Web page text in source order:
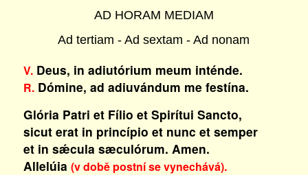
AD HORAM MEDIAM
Ad tertiam - Ad sextam - Ad nonam
V.Deus, in adiutórium meum inténde.
R.Dómine, ad adiuvándum me festína.
Glória Patri et Fílio et Spirítui Sancto,
sicut erat in princípio et nunc et semper
et in sǽcula sæculórum. Amen.
Allelúia (v době postní se vynechává).